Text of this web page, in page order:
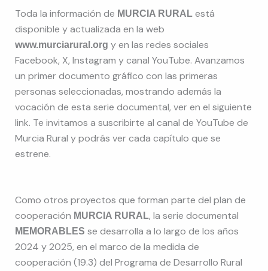
Toda la información de MURCIA RURALestá
disponible y actualizada en la web
www.murciarural.org y en las redes sociales
Facebook, X, Instagram y canal YouTube. Avanzamos
un primer documento gráfico con las primeras
personas seleccionadas, mostrando además la
vocación de esta serie documental, ver en el siguiente
link. Te invitamos a suscribirte al canal de YouTube de
Murcia Rural y podrás ver cada capítulo que se
estrene.
Como otros proyectos que forman parte del plan de
cooperación MURCIA RURAL, la serie documental
MEMORABLES se desarrolla a lo largo de los años
2024 y 2025, en el marco de la medida de
cooperación (19.3) del Programa de Desarrollo Rural